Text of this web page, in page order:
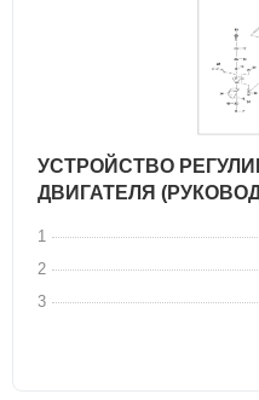
УСТРОЙСТВО
ДВИГАТЕЛЯ
1
2
3